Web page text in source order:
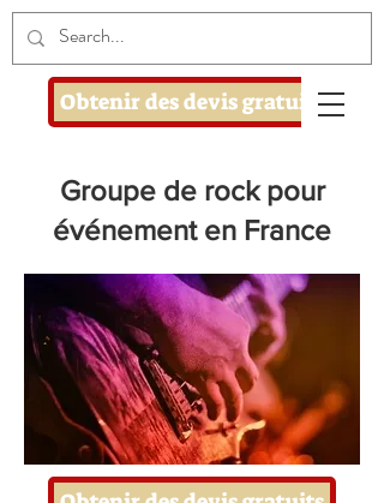
Obtenir des devis gratuits
Groupe de rock pour
événement en France